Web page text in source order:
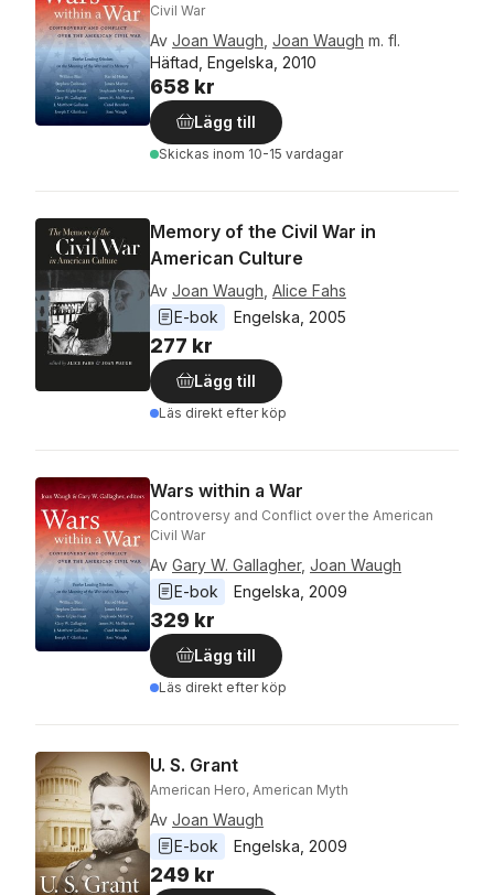
Civil War
Av Joan Waugh Joan Waugh m. fl.
Häftad, Engelska, 2010
658 kr
Lägg till
Skickas inom 10-15 vardagar
Memory of the Civil War in
American Culture
Av Joan Waugh Alice Fahs
E-bok
Engelska 2005
277 kr
Lägg till
Läs direkt efter köp
Wars within a War
Controversy and Conflict over the American
Civil War
Av Gary W. Gallagher, Joan Waugh
E-bok
Engelska 2009
329 kr
Lägg till
Läs direkt efter köp
U. S. Grant
American Hero, American Myth
Av Joan Waugh
E-bok
Engelska 2009
249 kr